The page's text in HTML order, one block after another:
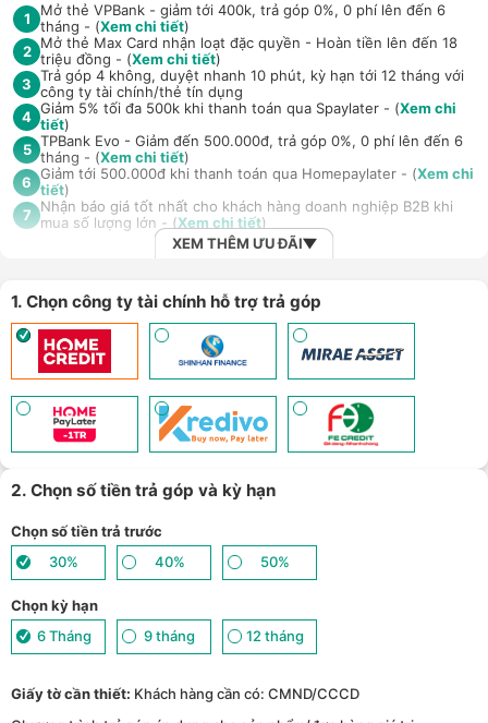
1
Mở thẻ VPBank - giảm tới 400k, trả góp 0%, 0 phí lên đến 6
tháng - (Xem chi tiết)
2 Mở thẻ Max Card nhận loạt đặc quyền - Hoàn tiền lên đến 18
triệu đồng - (Xem chi tiết)
3 Trả góp 4 không, duyệt nhanh 10 phút, kỳ hạn tới 12 tháng với
công ty tài chính/thẻ tín dụng
4 Giảm 5% tối đa 500k khi thanh toán qua Spaylater - (Xem chi
tiết)
5 TPBank Evo - Giảm đến 500.000đ, trả góp 0%, 0 phí lên đến 6
tháng - (Xem chi tiết)
6 Giảm tới 500.000đ khi thanh toán qua Homepaylater - (Xem chi
tiết)
7
Nhận báo giá tốt nhất cho khách hàng doanh nghiệp B2B khi
mua số lượng lớn - (Xem chi tiết)
XEM THÊM ƯU ĐÃI
1. Chọn công ty tài chính hỗ trợ trả góp
2. Chọn số tiền trả góp và kỳ hạn
Chọn số tiền trả trước
30%
40% 50%
Chọn kỳ hạn
6 Tháng
9 tháng 12 tháng
Giấy tờ cần thiết: Khách hàng cần có: CMND/CCCD